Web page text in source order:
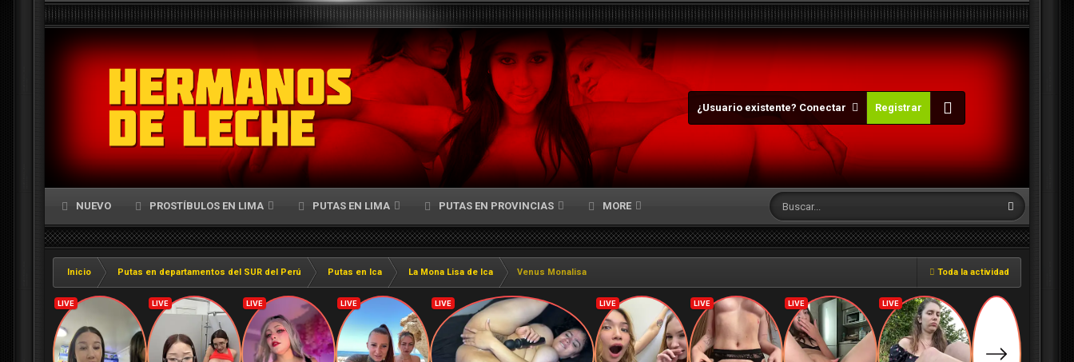
¿Usuario existente? Conectar Registrar
NUEVO PROSTÍBULOS EN LIMA PUTAS EN LIMA PUTAS EN PROVINCIAS MORE
Toda la actividad
Inicio Putas en departamentos del SUR del Perú Putas en Ica La Mona Lisa de Ica Venus Monalisa